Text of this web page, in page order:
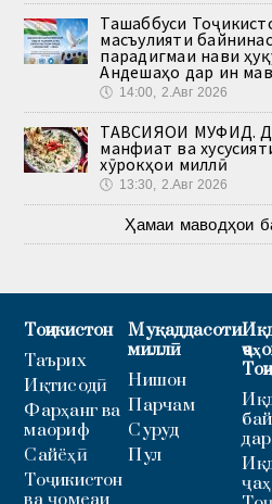
Ташаббуси
масъулияти
парадигмаи нави
Андешаҳо дар ин
🕔 14:00, 2.Авг 2026
ТАВСИЯҲОИ МУФИД.
манфиат ва
хӯрокҳои миллӣ
🕔 13:30, 2.Авг 2026
Ҳамаи маводҳои
Тоҷикистон
Таърих
Иқтисодӣ
Фарҳанг ва
маориф
Сайёҳӣ
Тоҷикистон
ва ҷомеаи
Муқаддасоти
миллӣ
Нишон
Парчам
Суруд
Пул